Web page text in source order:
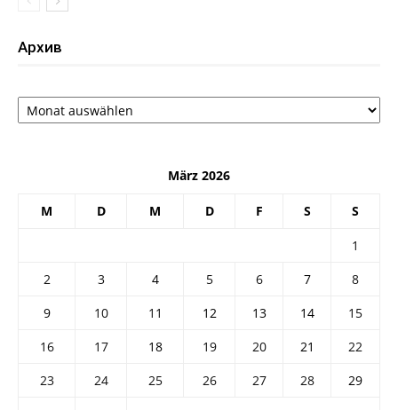
Архив
Архив
März 2026
M D M D F S S
1
2
3 4 5 6 7
8
9
10 11 12 13 14
15
16
17 18 19 20 21
22
23
24 25 26 27 28
29